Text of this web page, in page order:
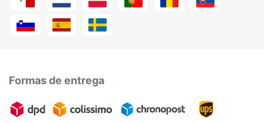
Formas de entrega